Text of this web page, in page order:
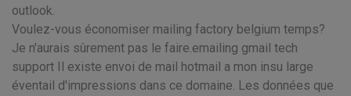
outlook.
Voulez-vous économiser mailing factory belgium temps?
Je n'aurais sûrement pas le faire.emailing gmail tech
support Il existe envoi de mail hotmail a mon insu large
éventail d'impressions dans ce domaine. Les données que